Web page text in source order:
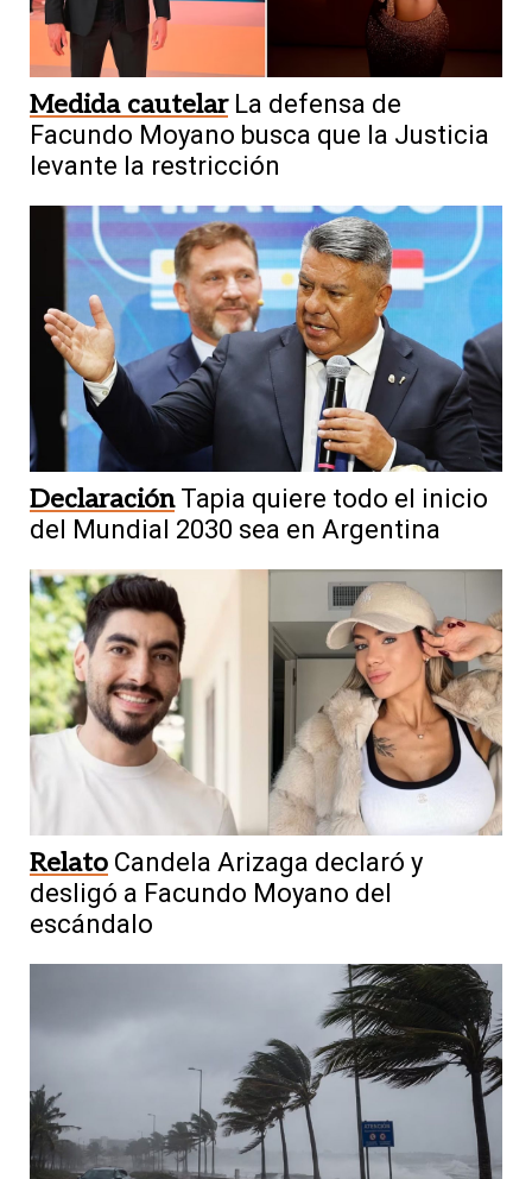
Medida cautelar La defensa de
Facundo Moyano busca que la Justicia
levante la restricción
Declaración Tapia quiere todo el inicio
del Mundial 2030 sea en Argentina
Relato Candela Arizaga declaró y
desligó a Facundo Moyano del
escándalo